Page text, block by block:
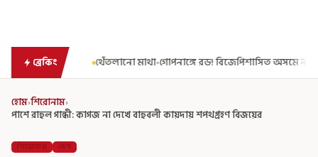
ব্রেকিং
গোপনাঙ্গে রড! বিজেপিশাসিত অসমে নাবালিকার নৃশংস পরিণতি
হোম›শিরোনাম›
পাশে রাহুল গান্ধী: কাগজ না দেখে বাহুবলী কায়দায় শপথগ্রহণ বিজয়ের
শিরোনাম দেশ